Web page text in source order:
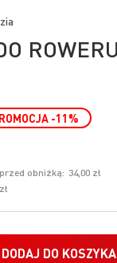
DODAJ DO KOSZYKA
-11 %
obniżką: 34,00 zł